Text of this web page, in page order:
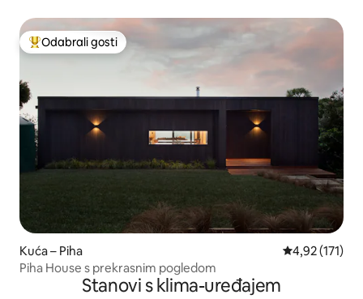
Među najviše rangiranima s oznakom „Odabrali gosti”
Odabrali gosti
Kuća – Piha Prosječna
4,92 (171)
Piha House s prekrasnim pogledom
Stanovi s klima-uređajem